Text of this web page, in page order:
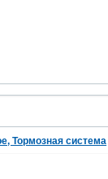
Тормозная система